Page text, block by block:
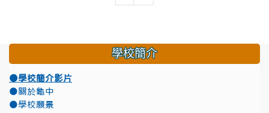
學校簡介
●學校簡介影片
●關於龜中
●學校願景